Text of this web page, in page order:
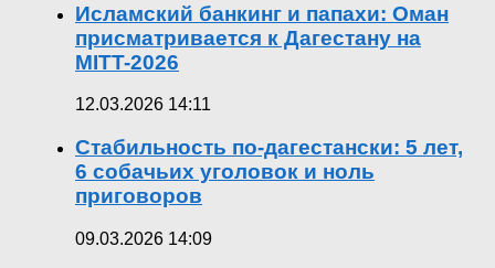
Исламский банкинг и папахи: Оман
присматривается к Дагестану на
MITT-2026
12.03.2026 14:11
Стабильность по-дагестански: 5 лет,
6 собачьих уголовок и ноль
приговоров
09.03.2026 14:09